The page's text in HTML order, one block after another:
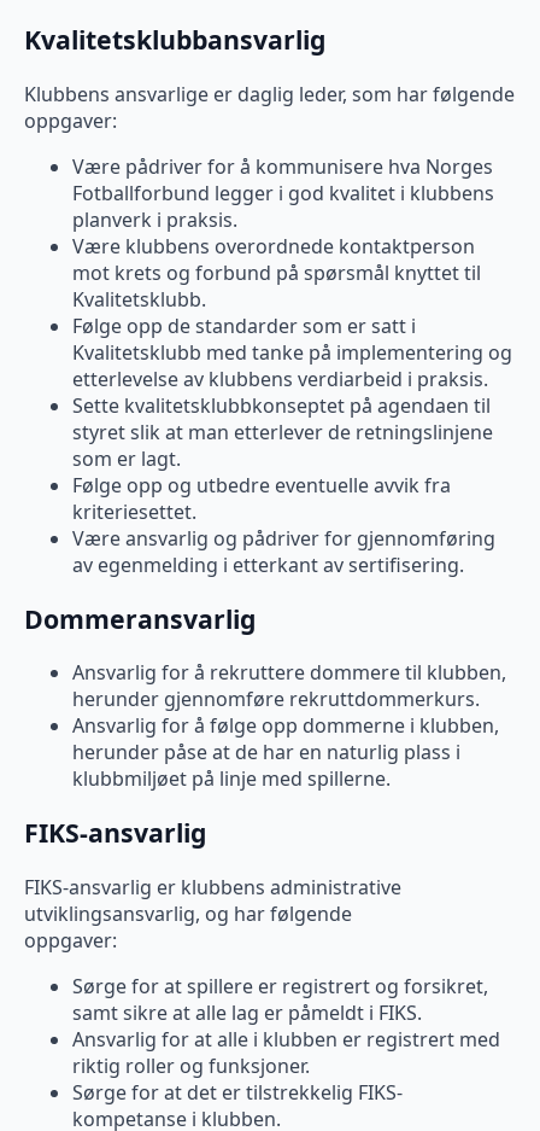
Kvalitetsklubbansvarlig
Klubbens ansvarlige er daglig leder, som har følgende
oppgaver:
Være pådriver for å kommunisere hva Norges
Fotballforbund legger i god kvalitet i klubbens
planverk i praksis.
Være klubbens overordnede kontaktperson
mot krets og forbund på spørsmål knyttet til
Kvalitetsklubb.
Følge opp de standarder som er satt i
Kvalitetsklubb med tanke på implementering og
etterlevelse av klubbens verdiarbeid i praksis.
Sette kvalitetsklubbkonseptet på agendaen til
styret slik at man etterlever de retningslinjene
som er lagt.
Følge opp og utbedre eventuelle avvik fra
kriteriesettet.
Være ansvarlig og pådriver for gjennomføring
av egenmelding i etterkant av sertifisering.
Dommeransvarlig
Ansvarlig for å rekruttere dommere til klubben,
herunder gjennomføre rekruttdommerkurs.
Ansvarlig for å følge opp dommerne i klubben,
herunder påse at de har en naturlig plass i
klubbmiljøet på linje med spillerne.
FIKS-ansvarlig
FIKS-ansvarlig er klubbens administrative
utviklingsansvarlig, og har følgende
oppgaver:
Sørge for at spillere er registrert og forsikret,
samt sikre at alle lag er påmeldt i FIKS.
Ansvarlig for at alle i klubben er registrert med
riktig roller og funksjoner.
Sørge for at det er tilstrekkelig FIKS-
kompetanse i klubben.